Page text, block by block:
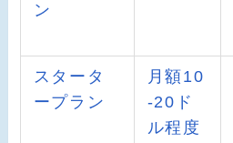
ン
スタータ
ープラン
月額10
-20ド
ル程度